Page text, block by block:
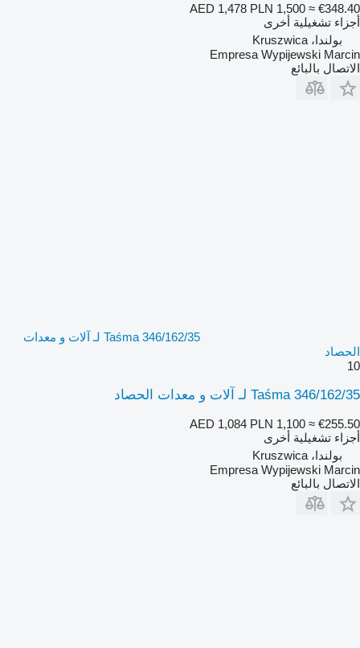
AED 1,478 PLN 1,500 ≈ €348.40
أجزاء تشغيلية أخرى
بولندا، Kruszwica
Empresa Wypijewski Marcin
الاتصال بالبائع
Taśma 346/162/35 لـ آلات و معدات
الحصاد
10
Taśma 346/162/35 لـ آلات و معدات الحصاد
AED 1,084 PLN 1,100 ≈ €255.50
أجزاء تشغيلية أخرى
بولندا، Kruszwica
Empresa Wypijewski Marcin
الاتصال بالبائع